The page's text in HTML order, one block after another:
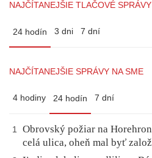
NAJČÍTANEJŠIE TLAČOVÉ SPRÁVY
24 hodín 3 dni 7 dní
NAJČÍTANEJŠIE SPRÁVY NA SME
4 hodiny 24 hodín 7 dní
1
Obrovský požiar na
celá ulica, oheň mal byť